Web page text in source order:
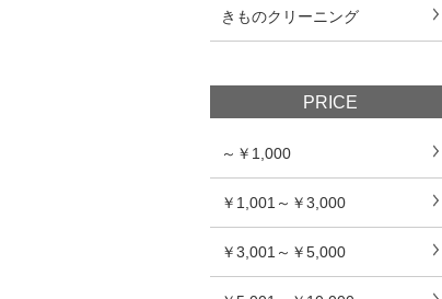
きものクリーニング
PRICE
～￥1,000
￥1,001～￥3,000
￥3,001～￥5,000